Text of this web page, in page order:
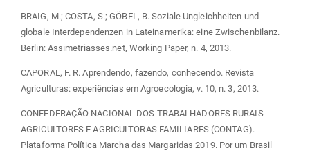
BRAIG, M.; COSTA, S.; GÖBEL, B. Soziale Ungleichheiten und
globale Interdependenzen in Lateinamerika: eine Zwischenbilanz.
Berlin: Assimetriasses.net, Working Paper, n. 4, 2013.
CAPORAL, F. R. Aprendendo, fazendo, conhecendo. Revista
Agriculturas: experiências em Agroecologia, v. 10, n. 3, 2013.
CONFEDERAÇÃO NACIONAL DOS TRABALHADORES RURAIS
AGRICULTORES E AGRICULTORAS FAMILIARES (CONTAG).
Plataforma Política Marcha das Margaridas 2019. Por um Brasil